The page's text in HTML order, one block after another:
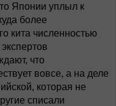
Японии уплыл к
более
кита численностью
что
вовсе, а на деле
которая не
списали